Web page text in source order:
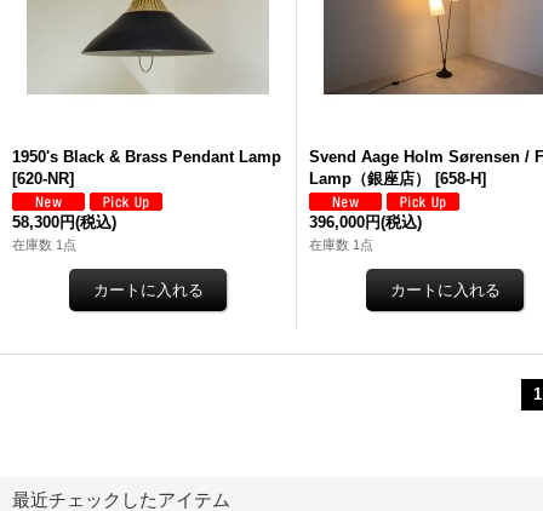
1950's Black & Brass Pendant Lamp
[620-NR]
58,300円(税込)
在庫数 1点
Svend Aage Holm Sørensen /
Lamp（銀座店）
[658-H]
396,000円(税込)
在庫数 1点
1
最近チェックしたアイテム